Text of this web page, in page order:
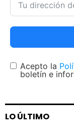
Acepto la
boletín e
LO ÚLTIMO